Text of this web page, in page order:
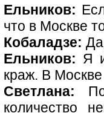
Ельников:
что в Москве
Кобаладзе:
Ельников: Я
краж. В
Светлана:
количество